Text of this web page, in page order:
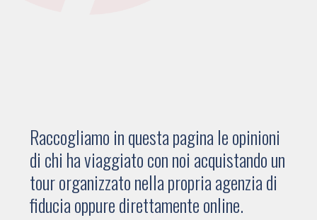
Raccogliamo in questa pagina le opinioni
di chi ha viaggiato con noi acquistando un
tour organizzato nella propria agenzia di
fiducia oppure direttamente online.